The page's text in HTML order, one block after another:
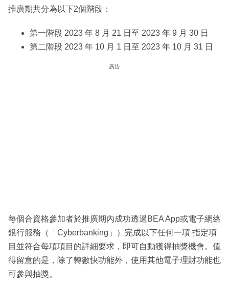
推廣期共分為以下2個階段：
第⼀階段 2023 年 8 月 21 日至 2023 年 9 月 30 日
第二階段 2023 年 10 月 1 日至 2023 年 10 月 31 日
廣告
每個合資格參加者於推廣期內成功透過BEA App或電子網絡
銀行服務（「Cyberbanking」）完成以下任何⼀項 指定項
目並符合每項項目的詳細要求，即可自動獲得抽獎機會。值
得留意的是，除了轉數快功能外，使用其他電子理財功能也
可參與抽獎。